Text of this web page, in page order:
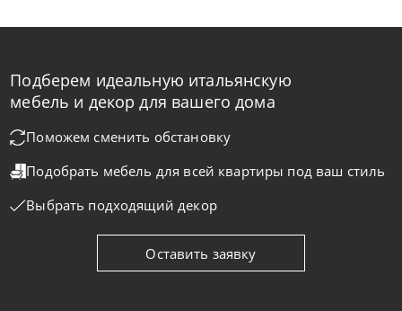
Подберем идеальную итальянскую
мебель и декор для вашего дома
Поможем сменить обстановку
Подобрать мебель для всей квартиры под ваш стиль
Выбрать подходящий декор
Оставить заявку